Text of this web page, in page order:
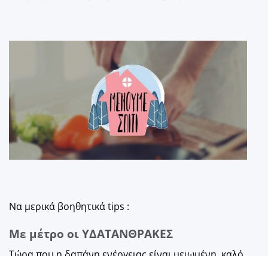
Να μερικά βοηθητικά tips :
Με μέτρο οι ΥΔΑΤΑΝΘΡΑΚΕΣ